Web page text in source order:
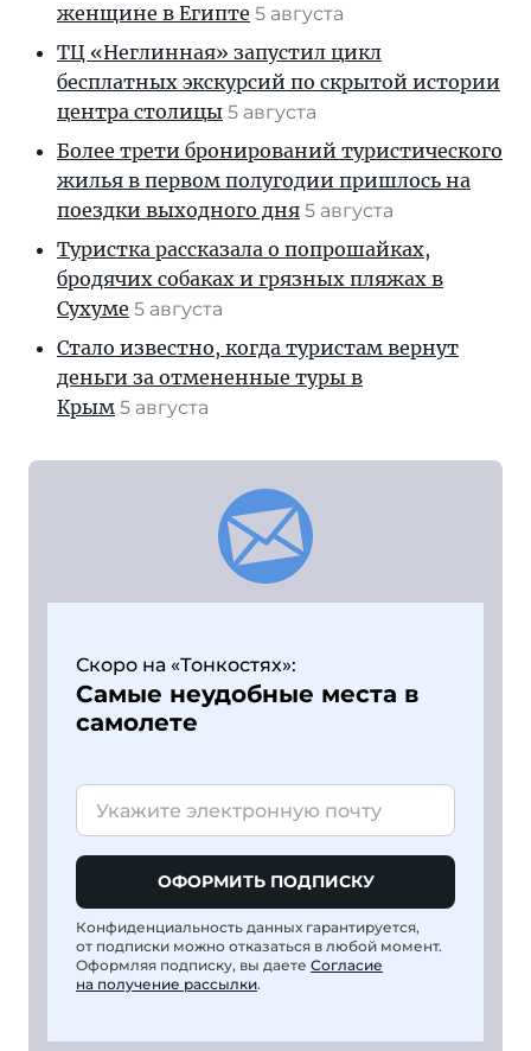
женщине в Египте 5 августа
ТЦ «Неглинная» запустил цикл
бесплатных экскурсий по скрытой истории
центра столицы 5 августа
Более трети бронирований туристического
жилья в первом полугодии пришлось на
поездки выходного дня 5 августа
Туристка рассказала о попрошайках,
бродячих собаках и грязных пляжах в
Сухуме 5 августа
Стало известно, когда туристам вернут
деньги за отмененные туры в
Крым 5 августа
Скоро на «Тонкостях»:
Самые неудобные места в
самолете
ОФОРМИТЬ ПОДПИСКУ
Конфиденциальность данных гарантируется,
от подписки можно отказаться в любой момент.
Оформляя подписку, вы даете Согласие
на получение рассылки.